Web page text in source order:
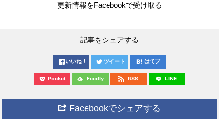
更新情報をFacebookで受け取る
記事をシェアする
いいね！ ツイート はてブ
Pocket Feedly RSS LINE
Facebookでシェアする